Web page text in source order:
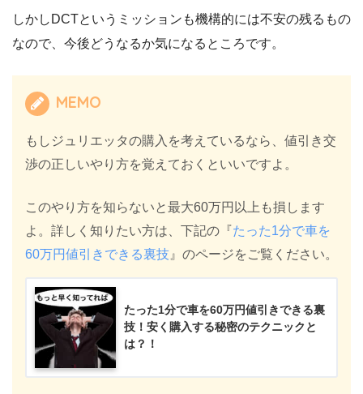
しかしDCTというミッションも機構的には不安の残るもの
なので、今後どうなるか気になるところです。
MEMO
もしジュリエッタの購入を考えているなら、値引き交
渉の正しいやり方を覚えておくといいですよ。
このやり方を知らないと最大60万円以上も損します
よ。詳しく知りたい方は、下記の『たった1分で車を
60万円値引きできる裏技 』のページをご覧ください。
たった1分で車を60万円値引きできる裏
技！安く購入する秘密のテクニックと
は？！